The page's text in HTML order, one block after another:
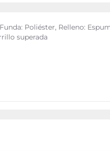
Poliéster, Relleno:
superada